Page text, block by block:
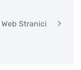
Stranici